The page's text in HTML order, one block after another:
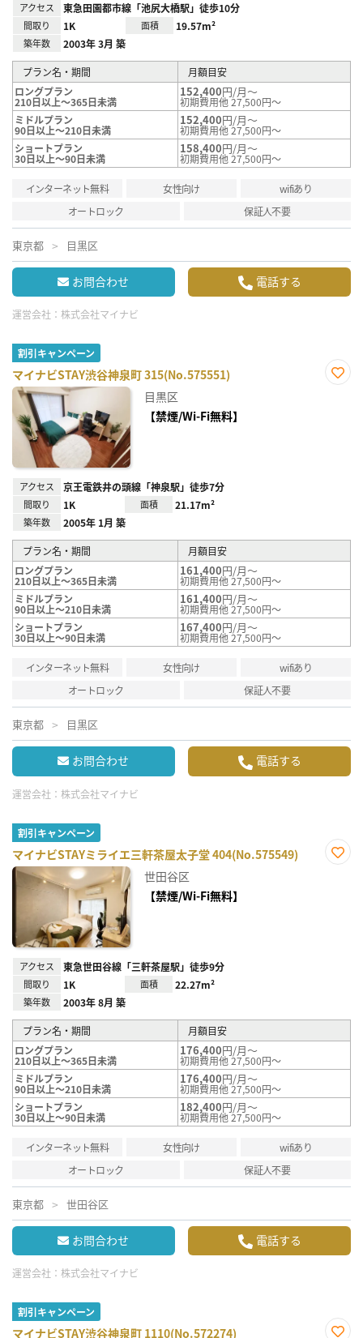
アクセス 東急田園都市線「池尻大橋駅」徒歩10分
間取り 1K 面積 19.57m²
築年数 2003年 3月 築
プラン名・期間
月額目安
ロングプラン
210日以上～365日未満
152,400円/月～
初期費用他 27,500円～
ミドルプラン
90日以上～210日未満
152,400円/月～
初期費用他 27,500円～
ショートプラン
30日以上～90日未満
158,400円/月～
初期費用他 27,500円～
インターネット無料 女性向け
wifiあり
オートロック
保証人不要
東京都 目黒区
お問合わせ 電話する
運営会社： 株式会社マイナビ
割引キャンペーン
マイナビSTAY渋谷神泉町 315(No.575551)
目黒区
【禁煙/Wi-Fi無料】
アクセス 京王電鉄井の頭線「神泉駅」徒歩7分
間取り 1K 面積 21.17m²
築年数 2005年 1月 築
プラン名・期間
月額目安
ロングプラン
210日以上～365日未満
161,400円/月～
初期費用他 27,500円～
ミドルプラン
90日以上～210日未満
161,400円/月～
初期費用他 27,500円～
ショートプラン
30日以上～90日未満
167,400円/月～
初期費用他 27,500円～
インターネット無料 女性向け
wifiあり
オートロック
保証人不要
東京都 目黒区
お問合わせ 電話する
運営会社： 株式会社マイナビ
割引キャンペーン
マイナビSTAYミライエ三軒茶屋太子堂 404(No.575549)
世田谷区
【禁煙/Wi-Fi無料】
アクセス 東急世田谷線「三軒茶屋駅」徒歩9分
間取り 1K 面積 22.27m²
築年数 2003年 8月 築
プラン名・期間
月額目安
ロングプラン
210日以上～365日未満
176,400円/月～
初期費用他 27,500円～
ミドルプラン
90日以上～210日未満
176,400円/月～
初期費用他 27,500円～
ショートプラン
30日以上～90日未満
182,400円/月～
初期費用他 27,500円～
インターネット無料 女性向け
wifiあり
オートロック
保証人不要
東京都 世田谷区
お問合わせ 電話する
運営会社： 株式会社マイナビ
割引キャンペーン
マイナビSTAY渋谷神泉町 1110(No.572274)